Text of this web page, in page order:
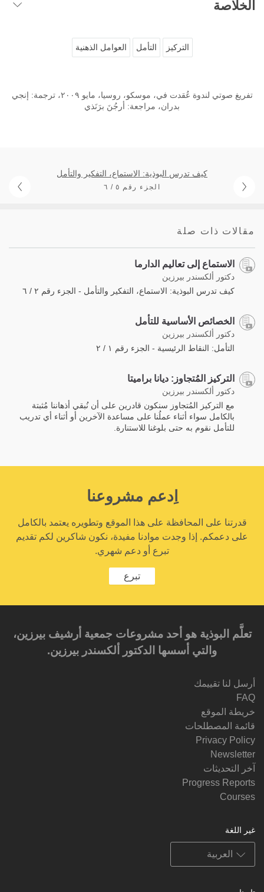
الخلاصة
التركيز التأمل العوامل الذهنية
تفريغ صوتي لندوة عُقدت في، موسكو، روسيا، مايو ٢٠٠٩، ترجمة: إنجي
بدران، مراجعة: أرجُنَ برَنَذي
كيف تدرس البوذية: الاستماع، التفكير والتأمل
الجزء رقم ٥ / ٦
مقالات ذات صلة
الاستماع إلى تعاليم الدارما
دكتور ألكسندر بيرزين
كيف تدرس البوذية: الاستماع، التفكير والتأمل - الجزء رقم ٢ / ٦
الخصائص الأساسية للتأمل
دكتور ألكسندر بيرزين
التأمل: النقاط الرئيسية - الجزء رقم ١ / ٢
التركيز المُتجاوز: ديانا براميتا
دكتور ألكسندر بيرزين
مع التركيز المُتجاوز سنكون قادرين على أن نُبقي أذهاننا مُثبتة
بالكامل سواء أثناء عملُنا على مساعدة الآخرين أو أثناء أي تدريب
للتأمل نقوم به حتى بلوغنا للاستنارة.
اِدعم مشروعنا
قدرتنا على المحافظة على هذا الموقع وتطويره يعتمد بالكامل
على دعمكم. إذا وجدت موادنا مفيدة، نكون شاكرين لكم تقديم
تبرع أو دعم شهري.
تبرع
تعلَّم البوذية هو أحد مشروعات جمعية أرشيف بيرزين،
والتي أسسها الدكتور ألكسندر بيرزين.‎‎
أرسل لنا تقييمك
FAQ
خريطة الموقع
قائمة المصطلحات
Privacy Policy
Newsletter
آخر التحديثات
Progress Reports
Courses
غير اللغة